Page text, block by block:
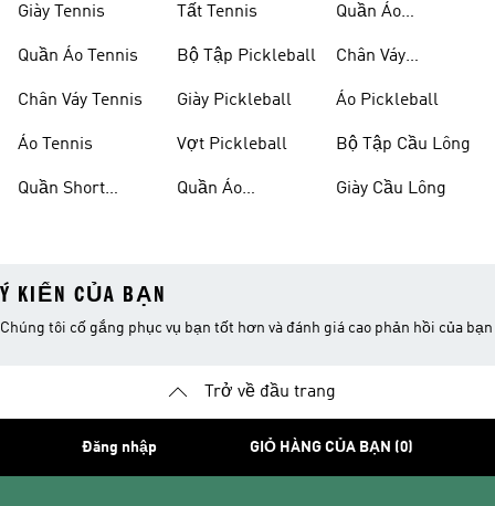
Giày Tennis
Quần Áo Tennis
Chân Váy Tennis
Áo Tennis
Quần Short
Tất Tennis
Bộ Tập Pickleball
Giày Pickleball
Vợt Pickleball
Quần Áo
Quần Áo
Chân Váy
Áo Pickleball
Bộ Tập Cầu Lông
Giày Cầu Lông
Ý KIẾN CỦA BẠN
Chúng tôi cố gắng phục vụ bạn tốt hơn và đánh giá cao phản hồi của bạn
Trở về đầu trang
Đăng nhập GIỎ HÀNG CỦA BẠN (0)